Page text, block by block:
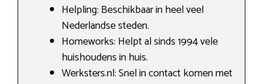
Helpling: Beschikbaar in heel veel
Nederlandse steden.
Homeworks: Helpt al sinds 1994 vele
huishoudens in huis.
Werksters.nl: Snel in contact komen met